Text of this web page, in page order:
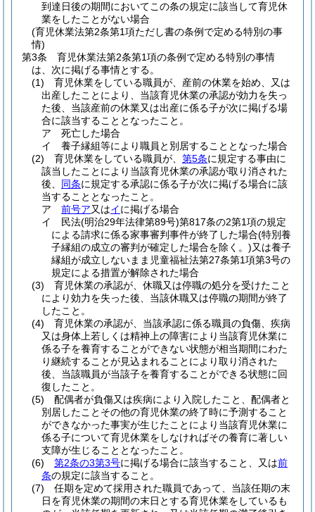
到達日後の期間においてこの条の規定に該当して育児休
業をしたことがない場合
(育児休業法第2条第1項ただし書の条例で定める特別の事
情)
第3条
育児休業法第2条第1項の条例で定める特別の事情
は、次に掲げる事情とする。
(1)
育児休業をしている職員が、産前の休業を始め、又は
出産したことにより、当該育児休業の承認が効力を失っ
た後、当該産前の休業又は出産に係る子が次に掲げる場
合に該当することとなったこと。
ア
死亡した場合
イ
養子縁組等により職員と別居することとなった場合
(2)
育児休業をしている職員が、 第5条に規定する事由に
該当したことにより当該育児休業の承認が取り消された
後、 同条に規定する承認に係る子が次に掲げる場合に該
当することとなったこと。
ア
前号ア又はイに掲げる場合
イ
民法(明治29年法律第89号)第817条の2第1項の規定
による請求に係る家事審判事件が終了した場合(特別養
子縁組の成立の審判が確定した場合を除く。)又は養子
縁組が成立しないまま児童福祉法第27条第1項第3号の
規定による措置が解除された場合
(3)
育児休業の承認が、休職又は停職の処分を受けたこと
により効力を失った後、当該休職又は停職の期間が終了
したこと。
(4)
育児休業の承認が、当該承認に係る職員の負傷、疾病
又は身体上若しくは精神上の障害により当該育児休業に
係る子を養育することができない状態が相当期間にわた
り継続することが見込まれることにより取り消された
後、当該職員が当該子を養育することができる状態に回
復したこと。
(5)
配偶者が負傷又は疾病により入院したこと、配偶者と
別居したことその他の育児休業の終了時に予測すること
ができなかった事実が生じたことにより当該育児休業に
係る子について育児休業をしなければその養育に著しい
支障が生じることとなったこと。
(6)
第2条の3第3号に掲げる場合に該当すること、又は前
条の規定に該当すること。
(7)
任期を定めて採用された職員であって、当該任期の末
日を育児休業の期間の末日とする育児休業をしているも